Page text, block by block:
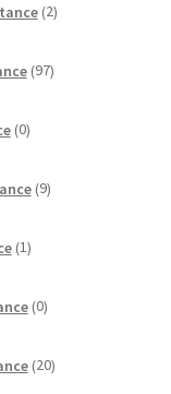
2izdelka
97izdelkov
0izdelkov
9izdelkov
1izdelek
0izdelkov
20izdelkov